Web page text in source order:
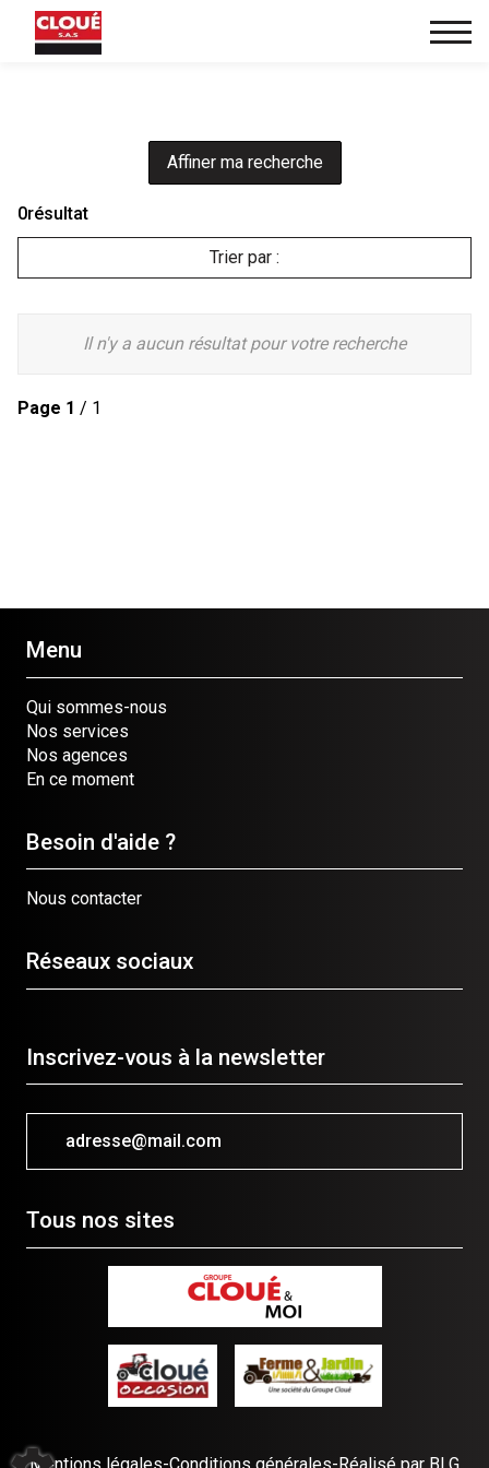
0résultat
Trier par :
Affiner ma recherche
Il n'y a aucun résultat pour votre recherche
Page 1 / 1
Menu
Qui sommes-nous
Nos services
Nos agences
En ce moment
Besoin d'aide ?
Nous contacter
Réseaux sociaux
Inscrivez-vous à la newsletter
adresse@mail.com
Tous nos sites